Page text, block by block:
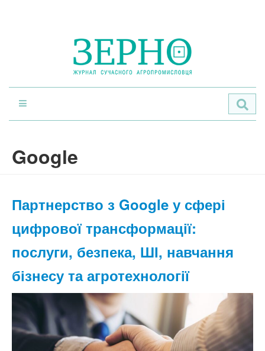
Google
Партнерство з Google у сфері
цифрової трансформації:
послуги, безпека, ШІ, навчання
бізнесу та агротехнології